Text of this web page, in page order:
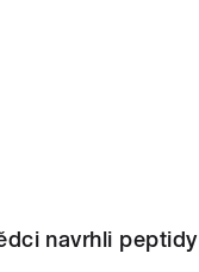
navrhli peptidy